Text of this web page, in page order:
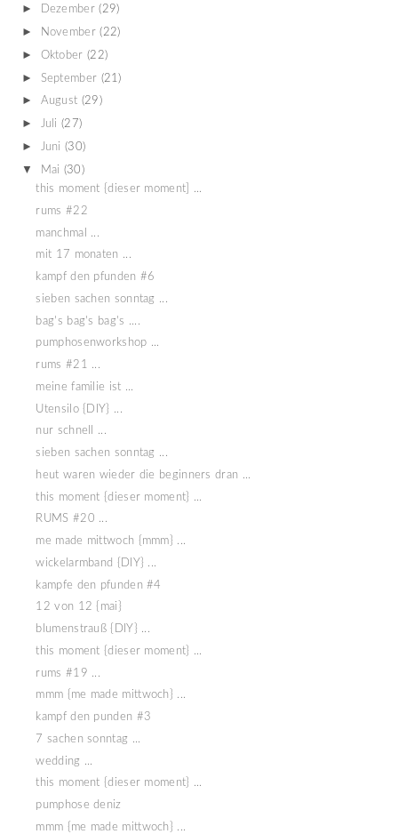
► Dezember (29)
► November (22)
► Oktober (22)
► September (21)
► August (29)
► Juli (27)
► Juni (30)
▼ Mai (30)
this moment {dieser moment] ...
rums #22
manchmal ...
mit 17 monaten ...
kampf den pfunden #6
sieben sachen sonntag ...
bag's bag's bag's ....
pumphosenworkshop ...
rums #21 ...
meine familie ist ...
Utensilo {DIY} ...
nur schnell ...
sieben sachen sonntag ...
heut waren wieder die beginners dran ...
this moment {dieser moment} ...
RUMS #20 ...
me made mittwoch {mmm} ...
wickelarmband {DIY} ...
kampfe den pfunden #4
12 von 12 {mai}
blumenstrauß {DIY} ...
this moment {dieser moment} ...
rums #19 ...
mmm {me made mittwoch} ...
kampf den punden #3
7 sachen sonntag ...
wedding ...
this moment {dieser moment} ...
pumphose deniz
mmm {me made mittwoch} ...